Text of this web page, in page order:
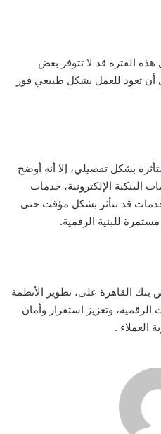
هذه الفترة قد لا تتوفر بعض
أن تعود للعمل بشكل طبيعي فور
بشكل تفصيلي، إلا أنه أوضح
الإلكترونية، خدمات
خدمات قد تتأثر بشكل مؤقت حتى
للبنية الرقمية.
بنك القاهرة على، تطوير الأنظمة
وتعزيز استقرار وأمان
العملاء .